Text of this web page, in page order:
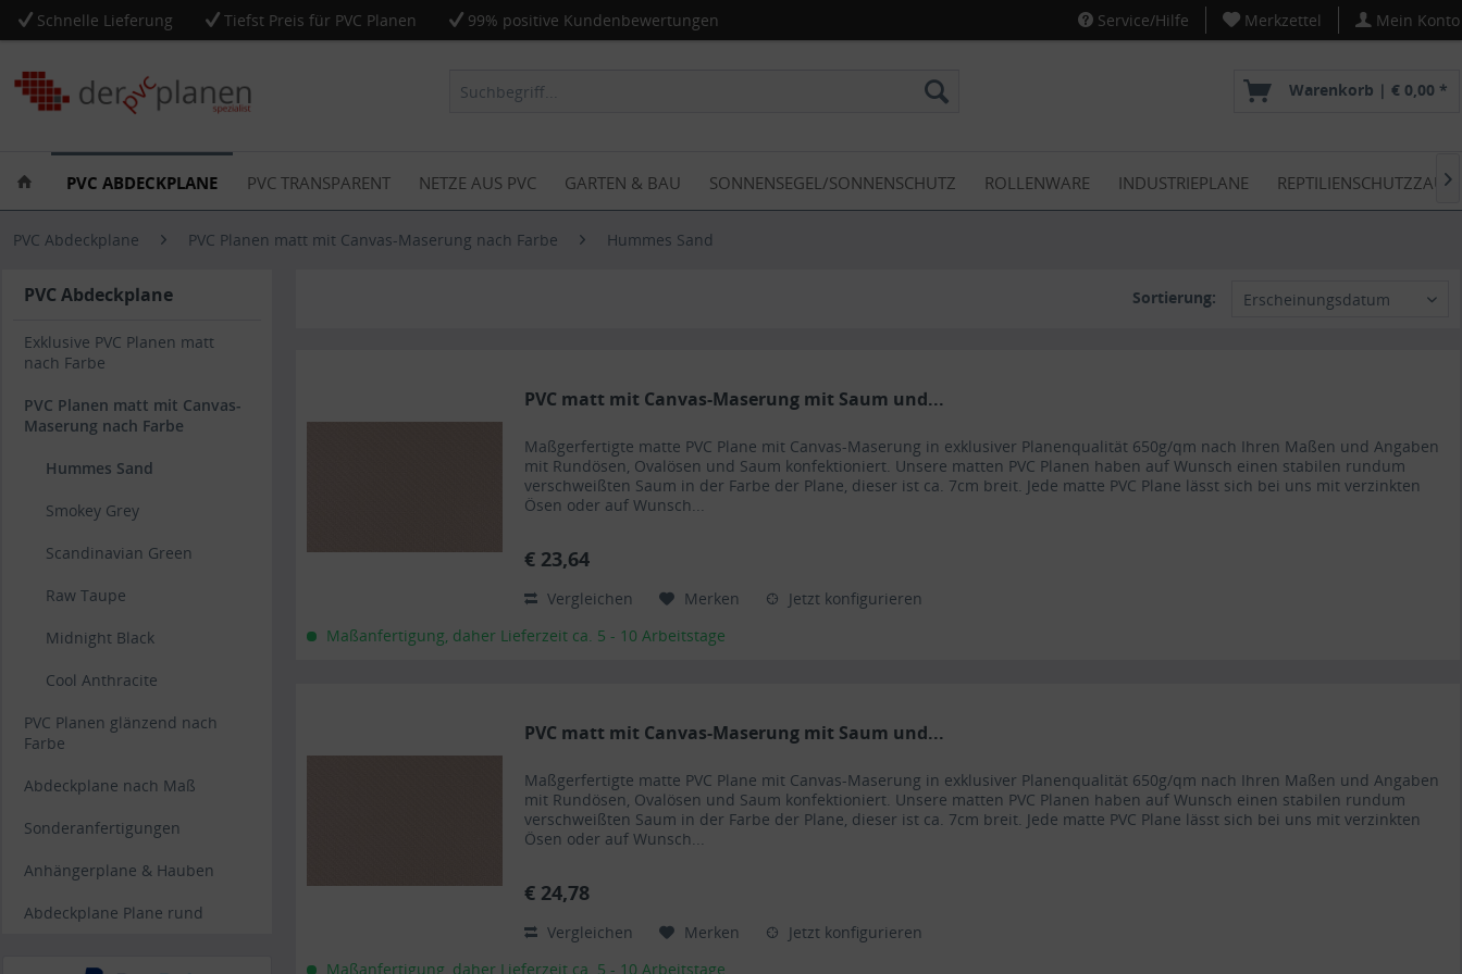
Schnelle Lieferung Tiefst Preis für PVC Planen 99% positive Kundenbewertungen Service/Hilfe Merkzettel Mein Konto
Warenkorb | € 0,00 *
PVC ABDECKPLANE PVC TRANSPARENT NETZE AUS PVC GARTEN & BAU SONNENSEGEL/SONNENSCHUTZ ROLLENWARE INDUSTRIEPLANE 
PVC Abdeckplane PVC Planen matt mit Canvas-Maserung nach Farbe Hummes Sand
PVC Abdeckplane
Exklusive PVC Planen matt
nach Farbe
PVC Planen matt mit Canvas-
Maserung nach Farbe
Hummes Sand
Smokey Grey
Scandinavian Green
Raw Taupe
Midnight Black
Cool Anthracite
PVC Planen glänzend nach
Farbe
Abdeckplane nach Maß
Sonderanfertigungen
Anhängerplane & Hauben
Abdeckplane Plane rund
Sortierung: Erscheinungsdatum
PVC matt mit Canvas-Maserung mit Saum und...
Maßgerfertigte matte PVC Plane mit Canvas-Maserung in exklusiver Planenqualität 650g/qm nach Ihren Maßen und Angaben
mit Rundösen, Ovalösen und Saum konfektioniert. Unsere matten PVC Planen haben auf Wunsch einen stabilen rundum
verschweißten Saum in der Farbe der Plane, dieser ist ca. 7cm breit. Jede matte PVC Plane lässt sich bei uns mit verzinkten
Ösen oder auf Wunsch...
€ 23,64
Vergleichen Merken
Jetzt konfigurieren
Maßanfertigung, daher Lieferzeit ca. 5 - 10 Arbeitstage
PVC matt mit Canvas-Maserung mit Saum und...
Maßgerfertigte matte PVC Plane mit Canvas-Maserung in exklusiver Planenqualität 650g/qm nach Ihren Maßen und Angaben
mit Rundösen, Ovalösen und Saum konfektioniert. Unsere matten PVC Planen haben auf Wunsch einen stabilen rundum
verschweißten Saum in der Farbe der Plane, dieser ist ca. 7cm breit. Jede matte PVC Plane lässt sich bei uns mit verzinkten
Ösen oder auf Wunsch...
€ 24,78
Vergleichen Merken
Jetzt konfigurieren
Maßanfertigung, daher Lieferzeit ca. 5 - 10 Arbeitstage